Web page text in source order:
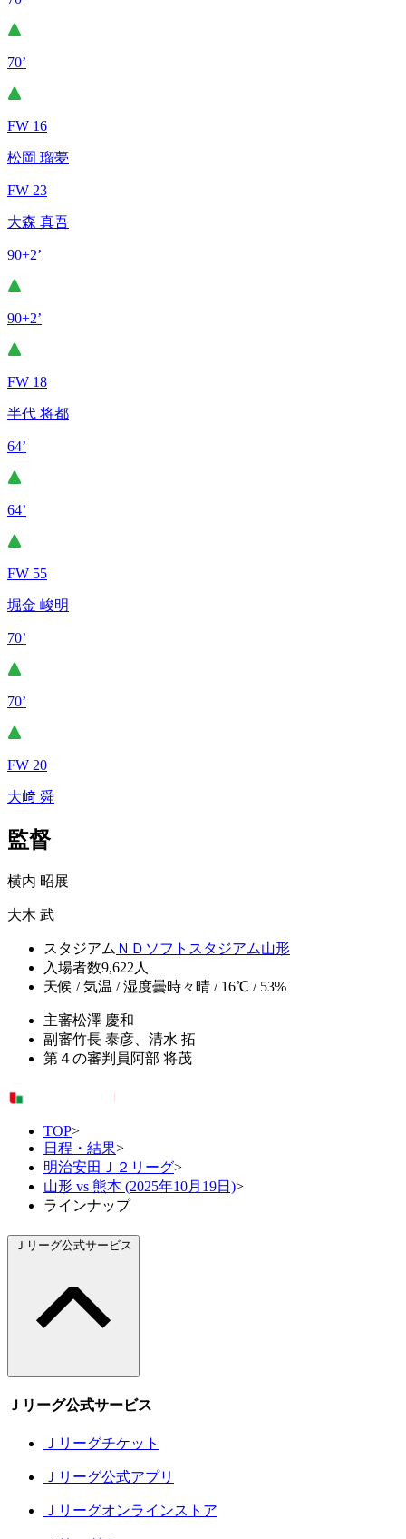
70’
FW 16
松岡 瑠夢
FW 23
大森 真吾
90+2’
90+2’
FW 18
半代 将都
64’
64’
FW 55
堀金 峻明
70’
70’
FW 20
大﨑 舜
監督
横内 昭展
大木 武
スタジアム ＮＤソフトスタジアム山形
入場者数9,622人
天候 / 気温 / 湿度曇時々晴 / 16℃ / 53%
主審松澤 慶和
副審竹長 泰彦、清水 拓
第４の審判員 阿部 将茂
TOP>
日程・結果>
明治安田Ｊ２リーグ>
山形 vs 熊本 (2025年10月19日)>
ラインナップ
Ｊリーグ公式サービス
Ｊリーグ公式サービス
Ｊリーグチケット
Ｊリーグ公式アプリ
Ｊリーグオンラインストア